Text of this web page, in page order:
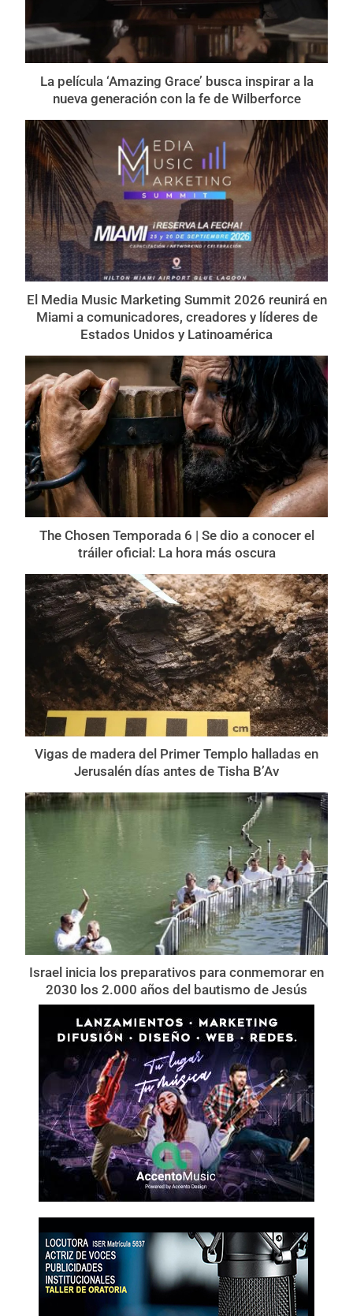
La película ‘Amazing Grace’ busca inspirar a la
nueva generación con la fe de Wilberforce
El Media Music Marketing Summit 2026 reunirá en
Miami a comunicadores, creadores y líderes de
Estados Unidos y Latinoamérica
The Chosen Temporada 6 | Se dio a conocer el
tráiler oficial: La hora más oscura
Vigas de madera del Primer Templo halladas en
Jerusalén días antes de Tisha B’Av
Israel inicia los preparativos para conmemorar en
2030 los 2.000 años del bautismo de Jesús